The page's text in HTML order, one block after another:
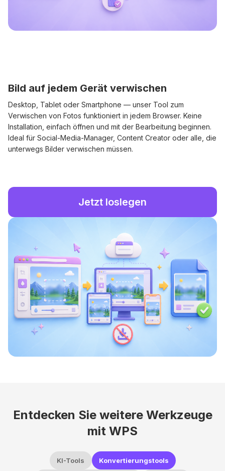
Bild auf jedem Gerät verwischen
Desktop, Tablet oder Smartphone — unser Tool zum
Verwischen von Fotos funktioniert in jedem Browser. Keine
Installation, einfach öffnen und mit der Bearbeitung beginnen.
Ideal für Social-Media-Manager, Content Creator oder alle, die
unterwegs Bilder verwischen müssen.
Jetzt loslegen
Entdecken Sie weitere Werkzeuge
mit WPS
KI-Tools Konvertierungstools